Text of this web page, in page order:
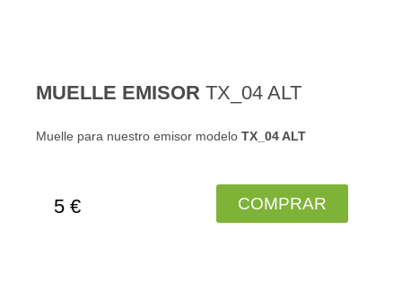
MUELLE EMISOR TX_04 ALT
Muelle para nuestro emisor modelo TX_04 ALT
5 € COMPRAR